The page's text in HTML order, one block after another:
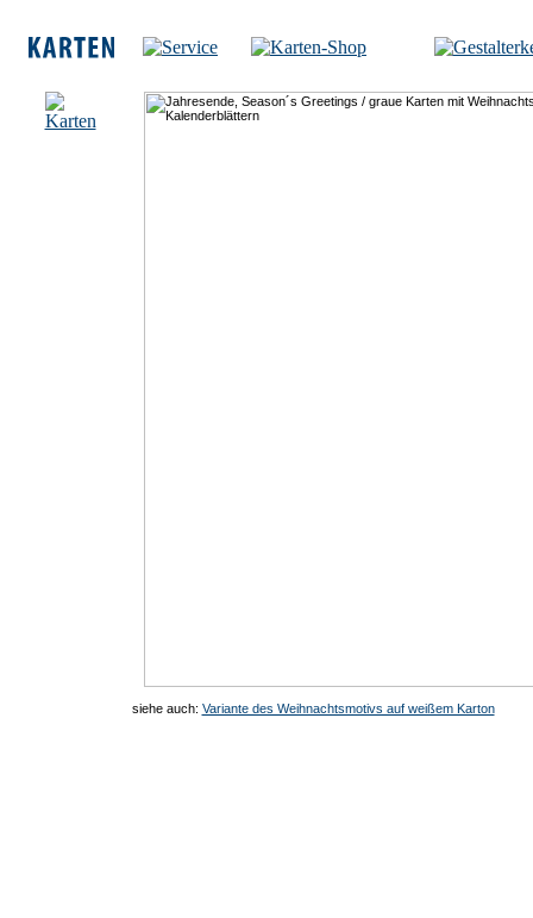
siehe auch: Variante des Weihnachtsmotivs auf weißem Karton